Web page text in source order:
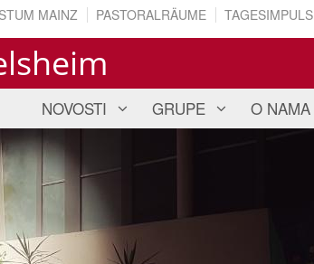
MAINZ PASTORALRÄUME TAGESIMPULS
NOVOSTI GRUPE O NAMA